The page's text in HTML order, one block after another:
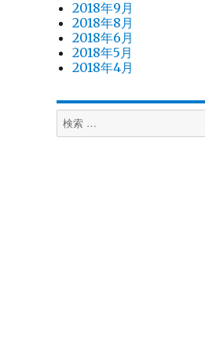
2018年9月
2018年8月
2018年6月
2018年5月
2018年4月
検
索